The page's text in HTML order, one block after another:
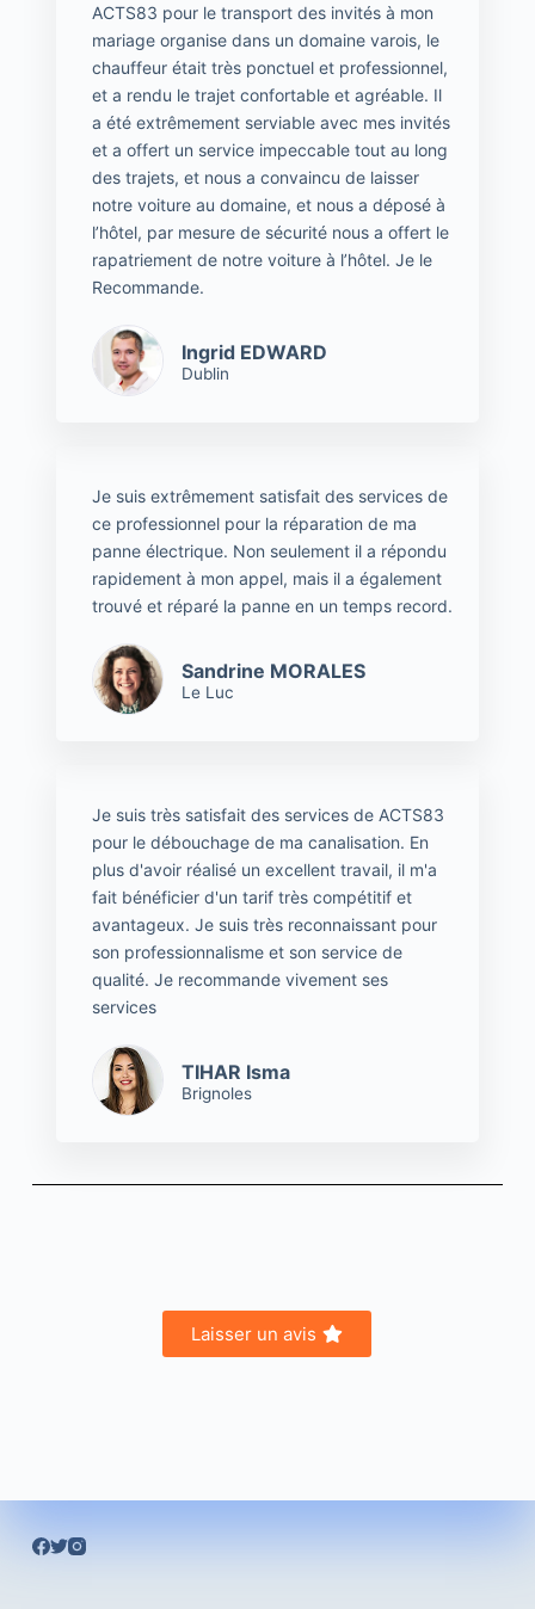
ACTS83 pour le transport des invités à mon
mariage organise dans un domaine varois, le
chauffeur était très ponctuel et professionnel,
et a rendu le trajet confortable et agréable. Il
a été extrêmement serviable avec mes invités
et a offert un service impeccable tout au long
des trajets, et nous a convaincu de laisser
notre voiture au domaine, et nous a déposé à
l’hôtel, par mesure de sécurité nous a offert le
rapatriement de notre voiture à l’hôtel. Je le
Recommande.
Ingrid EDWARD
Dublin
Je suis extrêmement satisfait des services de
ce professionnel pour la réparation de ma
panne électrique. Non seulement il a répondu
rapidement à mon appel, mais il a également
trouvé et réparé la panne en un temps record.
Sandrine MORALES
Le Luc
Je suis très satisfait des services de ACTS83
pour le débouchage de ma canalisation. En
plus d'avoir réalisé un excellent travail, il m'a
fait bénéficier d'un tarif très compétitif et
avantageux. Je suis très reconnaissant pour
son professionnalisme et son service de
qualité. Je recommande vivement ses
services
TIHAR Isma
Brignoles
Laisser un avis